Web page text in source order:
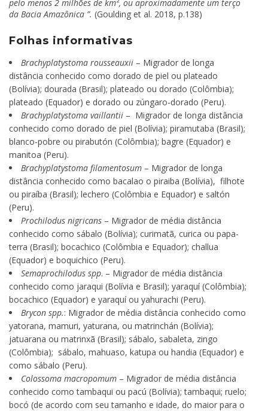
pelo menos 2 milhões de km², ou aproximadamente um terço
da Bacia Amazônica ”. (Goulding et al. 2018, p.138)
Folhas informativas
Brachyplatystoma rousseauxii – Migrador de longa
distância conhecido como dorado de piel ou plateado
(Bolívia); dourada (Brasil); plateado ou dorado (Colômbia);
plateado (Equador) e dorado ou zúngaro-dorado (Peru).
Brachyplatystoma vaillantii – Migrador de longa distância
conhecido como dorado de piel (Bolívia); piramutaba (Brasil);
blanco-pobre ou pirabutón (Colômbia); bagre (Equador) e
manitoa (Peru).
Brachyplatystoma filamentosum – Migrador de longa
distância conhecido como bacalao o piraiba (Bolívia), filhote
ou piraíba (Brasil); lechero (Colômbia e Equador) e saltón
(Peru).
Prochilodus nigricans – Migrador de média distância
conhecido como sábalo (Bolívia); curimatã, curica ou papa-
terra (Brasil); bocachico (Colômbia e Equador); challua
(Equador) e boquichico (Peru).
Semaprochilodus spp. – Migrador de média distância
conhecido como jaraqui (Bolívia e Brasil); yaraquí (Colômbia);
bocachico (Equador) e yaraquí ou yahurachi (Peru).
Brycon spp.: Migrador de média distância conhecido como
yatorana, mamuri, yaturana, ou matrinchán (Bolívia);
jatuarana ou matrinxã (Brasil); sábalo, sabaleta, zingo
(Colômbia); sábalo, mahuaso, katupa ou handia (Equador) e
como sábalo (Peru).
Colossoma macropomum – Migrador de média distância
conhecido como tambaqui ou pacú (Bolívia); tambaqui; ruelo;
bocó (de acordo com seu tamanho e idade, do maior para o